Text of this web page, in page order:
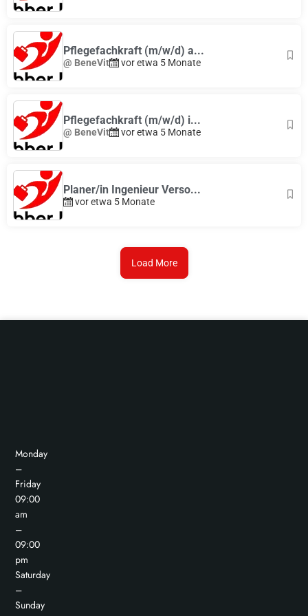
Pflegefachkraft (m/w/d) a...
@ BeneVit vor etwa 5 Monate
Pflegefachkraft (m/w/d) i...
@ BeneVit vor etwa 5 Monate
Planer/in Ingenieur Verso...
vor etwa 5 Monate
Load More
Monday
–
Friday
09:00
am
–
09:00
pm
Saturday
–
Sunday